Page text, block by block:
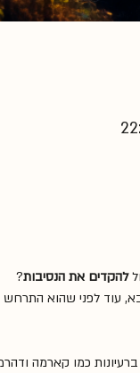
להקדים את הנסיבות?
עוד לפני שהוא התרחש
כמו קארמה